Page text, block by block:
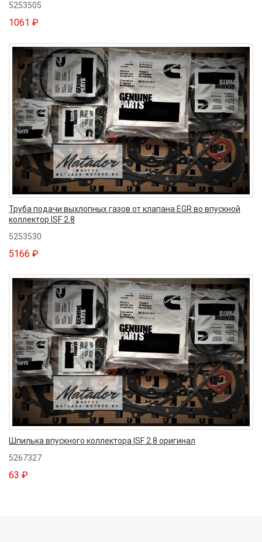
5253505
1061 ₽
Труба подачи выхлопных газов от клапана EGR во впускной
коллектор ISF 2.8
5253530
5166 ₽
Шпилька впускного коллектора ISF 2.8 оригинал
5267327
63 ₽